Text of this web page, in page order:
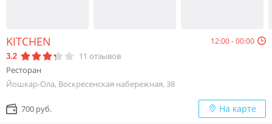
KITCHEN 12:00 - 00:00
3.2 11 отзывов
Ресторан
Йошкар-Ола, Воскресенская набережная, 38
700 руб. На карте